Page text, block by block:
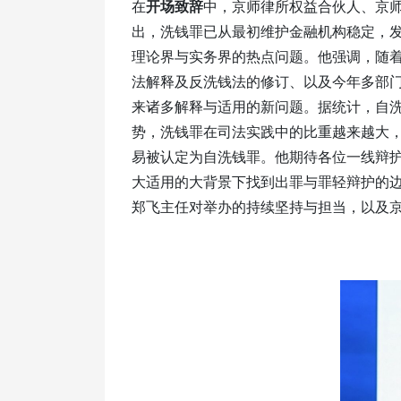
在开场致辞中，京师律所权益合伙人、京
出，洗钱罪已从最初维护金融机构稳定，
理论界与实务界的热点问题。他强调，随
法解释及反洗钱法的修订、以及今年多部
来诸多解释与适用的新问题。据统计，自
势，洗钱罪在司法实践中的比重越来越大
易被认定为自洗钱罪。他期待各位一线辩
大适用的大背景下找到出罪与罪轻辩护的
郑飞主任对举办的持续坚持与担当，以及